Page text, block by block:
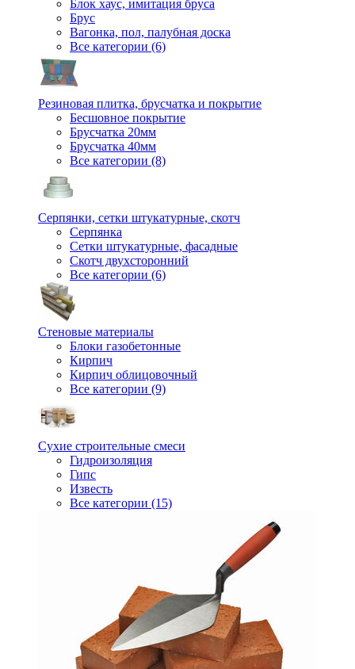
Блок хаус, имитация бруса
Брус
Вагонка, пол, палубная доска
Все категории (6)
Резиновая плитка, брусчатка и покрытие
Бесшовное покрытие
Брусчатка 20мм
Брусчатка 40мм
Все категории (8)
Серпянки, сетки штукатурные, скотч
Серпянка
Сетки штукатурные, фасадные
Скотч двухсторонний
Все категории (6)
Стеновые материалы
Блоки газобетонные
Кирпич
Кирпич облицовочный
Все категории (9)
Сухие строительные смеси
Гидроизоляция
Гипс
Известь
Все категории (15)